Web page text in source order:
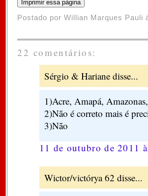
Postado porWillian Marques Pauli
22 comentários:
Sérgio & Hariane disse...
1)Acre, Amapá,
2)Não é correto mais é
3)Não
11 de outubro de 2011
Wictor/victórya 62 disse...